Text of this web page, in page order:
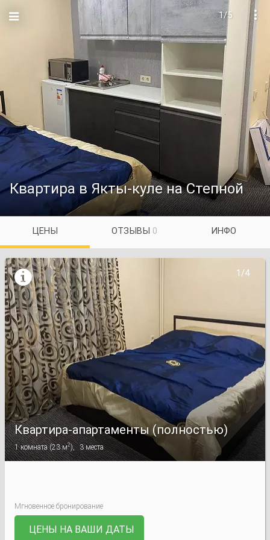

1/5
Квартира в Якты-куле на Степной
ЦЕНЫ ОТЗЫВЫ 0 ИНФО
1/4

Квартира-апартаменты (полностью)
1 комната(23 м2), 3места
Мгновенное бронирование
ЦЕНЫ НА ВАШИ ДАТЫ